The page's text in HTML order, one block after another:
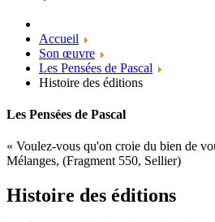
Accueil
Son œuvre
Les Pensées de Pascal
Histoire des éditions
Les Pensées de Pascal
« Voulez-vous qu'on croie du bien de
Mélanges, (Fragment 550, Sellier)
Histoire des éditions